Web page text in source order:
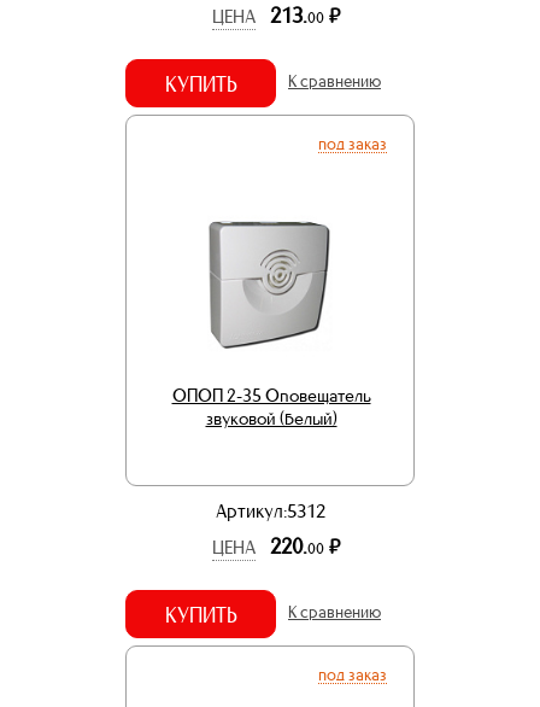
ЦЕНА
213.00 р.
КУПИТЬ К сравнению
под заказ
ОПОП 2-35 Оповещатель
звуковой (белый)
Артикул:5312
ЦЕНА
220.00 р.
КУПИТЬ К сравнению
под заказ